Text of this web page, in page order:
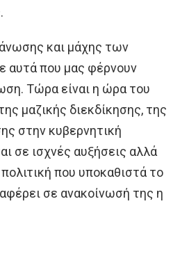
και μάχης των
αυτά που μας φέρνουν
Τώρα είναι η ώρα του
μαζικής διεκδίκησης, της
στην κυβερνητική
σε ισχνές αυξήσεις αλλά
που υποκαθιστά το
σε ανακοίνωσή της η